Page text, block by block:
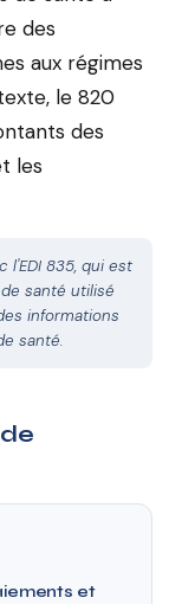
des
aux régimes
le 820
des
les
l'EDI 835, qui est
santé utilisé
informations
santé.
et